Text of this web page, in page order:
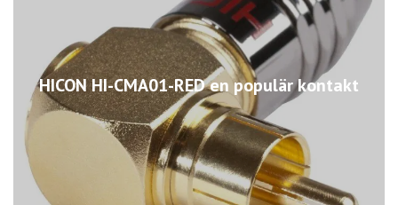
HICON HI-CMA01-RED en populär kontakt